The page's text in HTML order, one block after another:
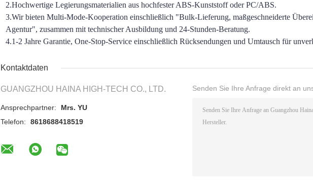
2.Hochwertige Legierungsmaterialien aus hochfester ABS-Kunststoff oder PC/ABS.
3.Wir bieten Multi-Mode-Kooperation einschließlich "Bulk-Lieferung, maßgeschneiderte
Agentur", zusammen mit technischer Ausbildung und 24-Stunden-Beratung.
4.1-2 Jahre Garantie, One-Stop-Service einschließlich Rücksendungen und Umtausch für
Kontaktdaten
GUANGZHOU HAINA HIGH-TECH CO., LTD.
Ansprechpartner:
Mrs. YU
Telefon:
8618688418519
Senden Sie Ihre Anfrage direkt an